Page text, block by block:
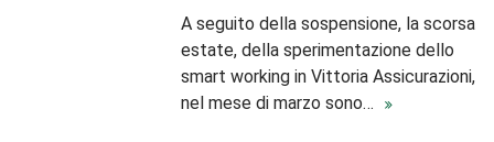
A seguito della sospensione, la scorsa
estate, della sperimentazione dello
smart working in Vittoria Assicurazioni,
nel mese di marzo sono…